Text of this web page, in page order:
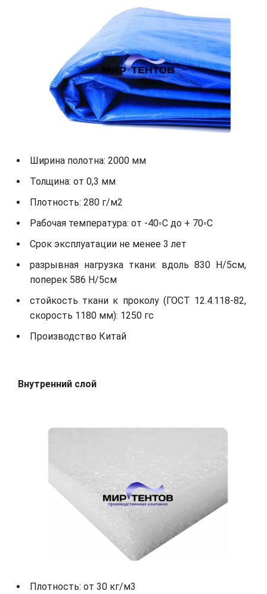
Ширина полотна: 2000 мм
Толщина: от 0,3 мм
Плотность: 280 г/м2
Рабочая температура: от -40◦С до + 70◦С
Срок эксплуатации не менее 3 лет
разрывная нагрузка ткани: вдоль 830 Н/5см,
поперек 586 Н/5см
стойкость ткани к проколу (ГОСТ 12.4.118-82,
скорость 1180 мм): 1250 гс
Производство Китай
Внутренний слой
Плотность: от 30 кг/м3